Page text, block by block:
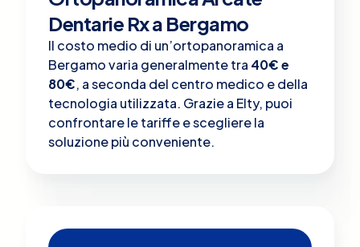
Dentarie Rx a Bergamo
Il costo medio di un’ortopanoramica a
Bergamo varia generalmente tra 40€ e
80€, a seconda del centro medico e della
tecnologia utilizzata. Grazie a Elty, puoi
confrontare le tariffe e scegliere la
soluzione più conveniente.